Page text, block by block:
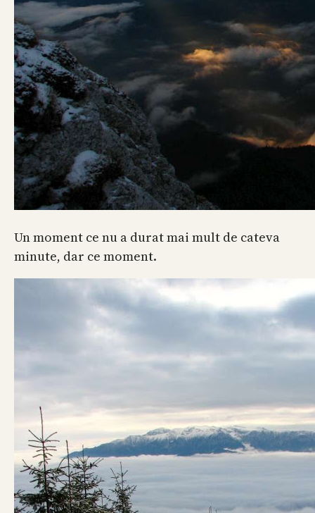
Un moment ce nu a durat mai mult de cateva
minute, dar ce moment.